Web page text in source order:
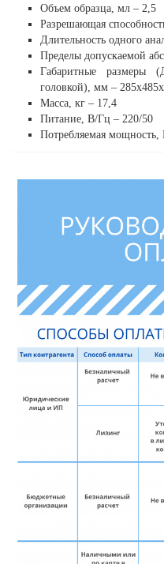
Объем образца, мл – 2,5
Разрешающая
Длительность одного
Пределы допускаемой
Габаритные размеры
головкой), мм –
Масса, кг – 17,4
Питание, В/Гц – 220/50
Потребляемая мощность,